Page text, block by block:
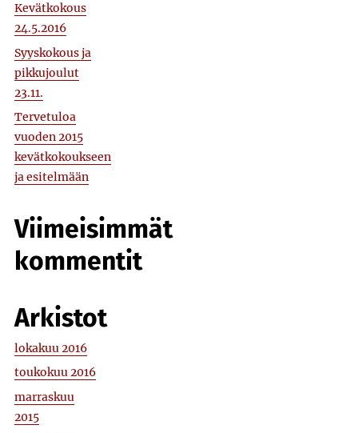
Kevätkokous
24.5.2016
Syyskokous ja
pikkujoulut
23.11.
Tervetuloa
vuoden 2015
kevätkokoukseen
ja esitelmään
Viimeisimmät
kommentit
Arkistot
lokakuu 2016
toukokuu 2016
marraskuu
2015